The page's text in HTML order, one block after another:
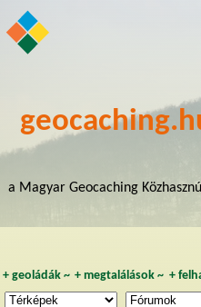
a Magyar Geocaching
+ geoládák~ +megtalálások ~ +